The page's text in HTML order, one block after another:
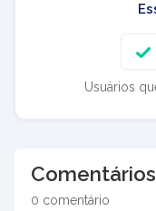
Usuários
Comentários
0 comentário